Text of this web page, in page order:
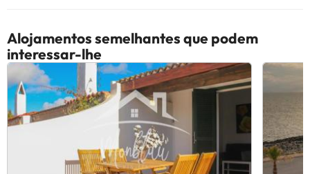
Alojamentos semelhantes que podem
interessar-lhe